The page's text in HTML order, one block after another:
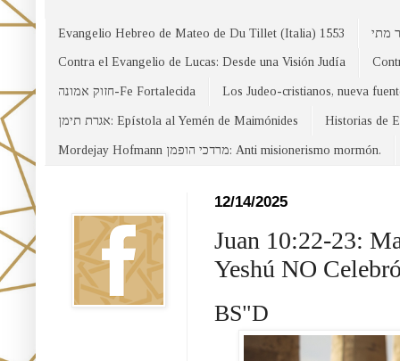
Evangelio Hebreo de Mateo de Du Tillet (Italia) 1553
Contra el Evangelio de Lucas: Desde una Visión Judía
חזוק אמונה-Fe Fortalecida Los Judeo-cristianos, nueva
אגרת תימן: Epístola al Yemén de Maimónides Historias de
Mordejay Hofmann מרדכי הופמן: Anti misionerismo mormón.
12/14/2025
Juan 10:22-23:
Yeshú NO
BS"D